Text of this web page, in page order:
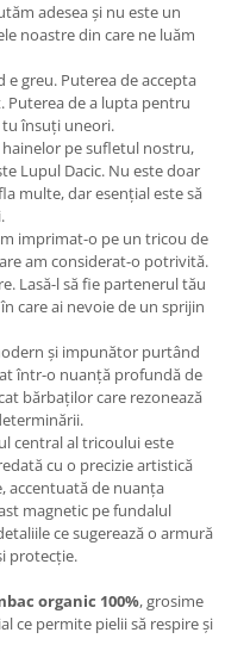
adesea și nu este un
noastre din care ne luăm
e greu. Puterea de accepta
Puterea de a lupta pentru
tu însuți uneori.
hainelor pe sufletul nostru,
Lupul Dacic. Nu este doar
multe, dar esențial este să
imprimat-o pe un tricou de
am considerat-o potrivită.
Lasă-l să fie partenerul tău
care ai nevoie de un sprijin
și impunător purtând
într-o nuanță profundă de
bărbaților care rezonează
central al tricoului este
cu o precizie artistică
accentuată de nuanța
magnetic pe fundalul
ce sugerează o armură
protecție.
organic 100%, grosime
ce permite pielii să respire și